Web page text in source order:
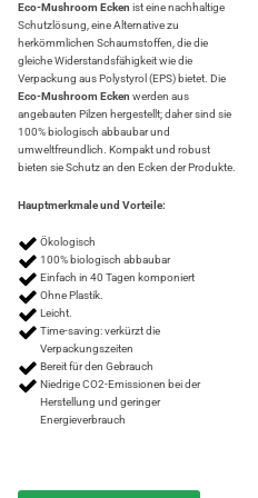
Eco-Mushroom Eckenist eine nachhaltige
Schutzlösung, eine Alternative zu
herkömmlichen Schaumstoffen, die die
gleiche Widerstandsfähigkeit wie die
Verpackung aus Polystyrol (EPS) bietet. Die
Eco-Mushroom Ecken werden aus
angebauten Pilzen hergestellt; daher sind sie
100% biologisch abbaubar und
umweltfreundlich. Kompakt und robust
bieten sie Schutz an den Ecken der Produkte.
Hauptmerkmale und Vorteile:
Ökologisch
100% biologisch abbaubar
Einfach in 40 Tagen komponiert
Ohne Plastik.
Leicht.
Time-saving: verkürzt die
Verpackungszeiten
Bereit für den Gebrauch
Niedrige CO2-Emissionen bei der
Herstellung und geringer
Energieverbrauch